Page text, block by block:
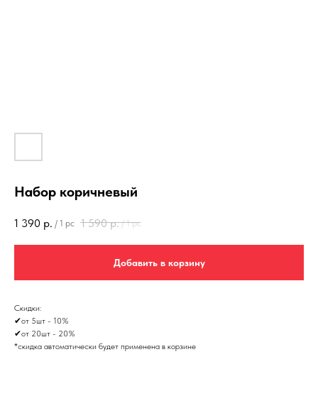
Набор коричневый
1 390 р. / 1 pc 1 590 р. / 1 pc
Добавить в корзину
Скидки:
✔от 5шт - 10%
✔от 20шт - 20%
*скидка автоматически будет применена в корзине